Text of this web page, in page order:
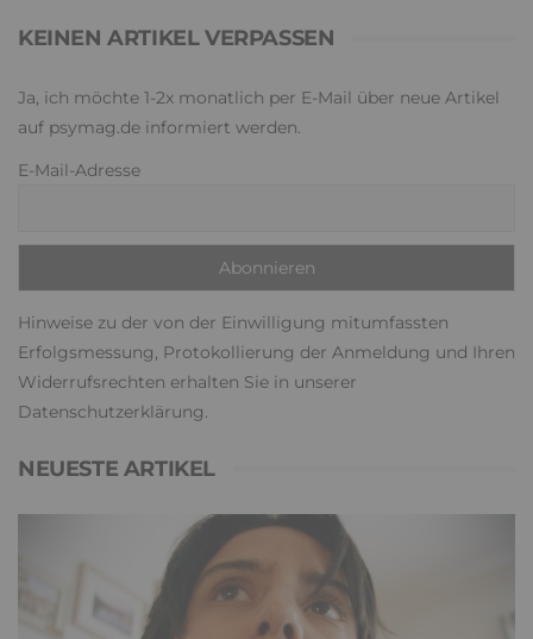
KEINEN ARTIKEL VERPASSEN
Ja, ich möchte 1-2x monatlich per E-Mail über neue Artikel
auf psymag.de informiert werden.
E-Mail-Adresse
Hinweise zu der von der Einwilligung mitumfassten
Erfolgsmessung, Protokollierung der Anmeldung und Ihren
Widerrufsrechten erhalten Sie in unserer
Datenschutzerklärung.
NEUESTE ARTIKEL